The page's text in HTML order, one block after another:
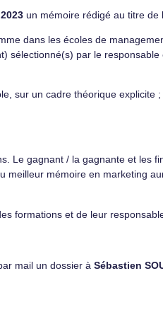
un mémoire rédigé au titre de
dans les écoles de
sélectionné(s) par le
sur un cadre théorique explicite
Le gagnant / la gagnante et les
meilleur mémoire en marketing
formations et de leur
mail un dossier àSébastien